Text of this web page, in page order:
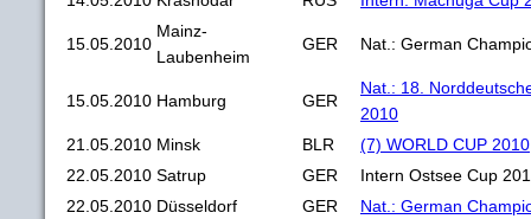
15.05.2010
Mainz-
Laubenheim
GER Nat.: German
15.05.2010 Hamburg GER
Nat.: 18.
2010
21.05.2010 Minsk BLR
(7) WORLD CUP
22.05.2010 Satrup GER
Intern Ostsee Cup
22.05.2010 Düsseldorf GER Nat.: German